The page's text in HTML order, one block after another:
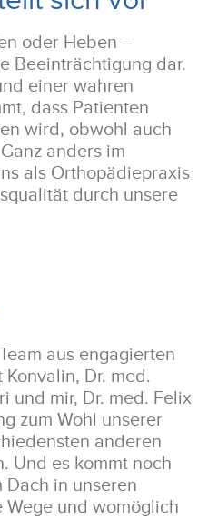
oder Heben –
Beeinträchtigung dar.
einer wahren
dass Patienten
wird, obwohl auch
anders im
als Orthopädiepraxis
durch unsere
aus engagierten
Dr. med.
und mir, Dr. med. Felix
zum Wohl unserer
anderen
Und es kommt noch
in unseren
und womöglich